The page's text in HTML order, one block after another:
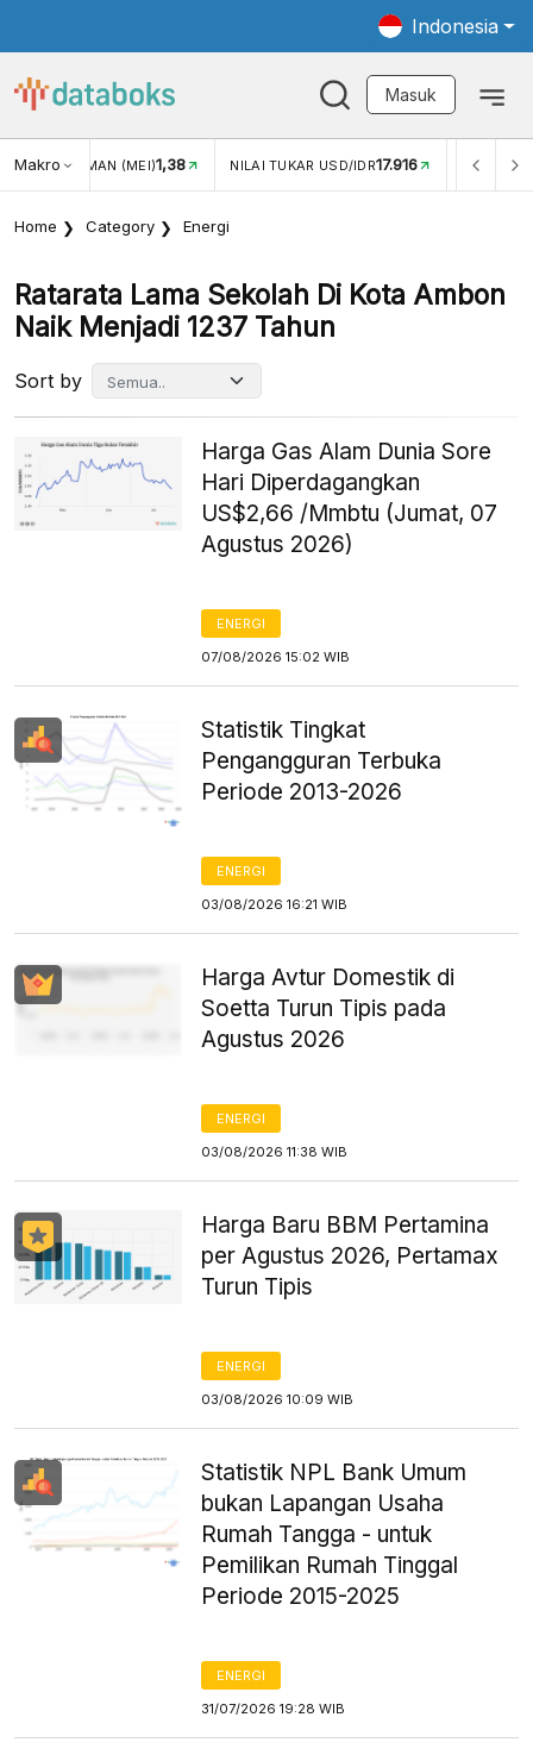
Indonesia
Masuk
Makro
USD/IDR 17.916 INFLASI YOY (JUL)2,88% INFLASI MOM (JUL)
Home Category Energi
Ratarata Lama Sekolah Di Kota Ambon
Naik Menjadi 1237 Tahun
Sort by
Harga Gas Alam Dunia Sore
Hari Diperdagangkan
US$2,66 /Mmbtu (Jumat, 07
Agustus 2026)
ENERGI
07/08/2026 15:02 WIB
Statistik Tingkat
Pengangguran Terbuka
Periode 2013-2026
ENERGI
03/08/2026 16:21 WIB
Harga Avtur Domestik di
Soetta Turun Tipis pada
Agustus 2026
ENERGI
03/08/2026 11:38 WIB
Harga Baru BBM Pertamina
per Agustus 2026, Pertamax
Turun Tipis
ENERGI
03/08/2026 10:09 WIB
Statistik NPL Bank Umum
bukan Lapangan Usaha
Rumah Tangga - untuk
Pemilikan Rumah Tinggal
Periode 2015-2025
ENERGI
31/07/2026 19:28 WIB